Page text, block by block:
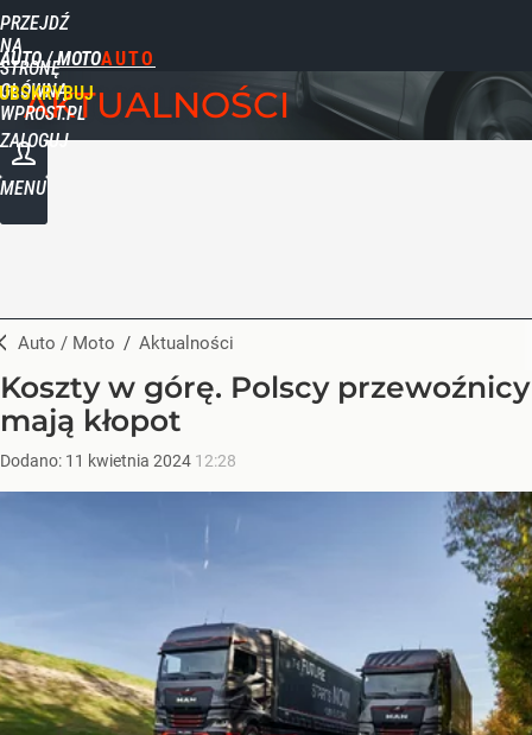
PRZEJDŹ
NA
STRONĘ
GŁÓWNĄ
WPROST.PL
AUTO / MOTO
ZALOGUJ
MENU
AKTUALNOŚCI
Auto / Moto / Aktualności
Koszty w górę. Polscy przewoźnicy
mają kłopot
Dodano: 11 kwietnia 2024 12:28